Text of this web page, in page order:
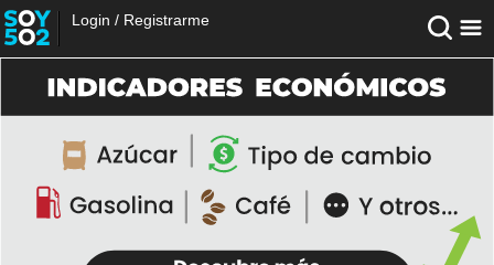
Login / Registrarme